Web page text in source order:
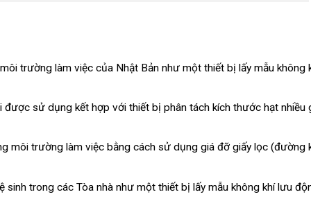
trường làm việc của Nhật Bản như một thiết bị lấy mẫu không
được sử dụng kết hợp với thiết bị phân tách kích thước hạt nhiều
môi trường làm việc bằng cách sử dụng giá đỡ giấy lọc (đường
trong các Tòa nhà như một thiết bị lấy mẫu không khí lưu